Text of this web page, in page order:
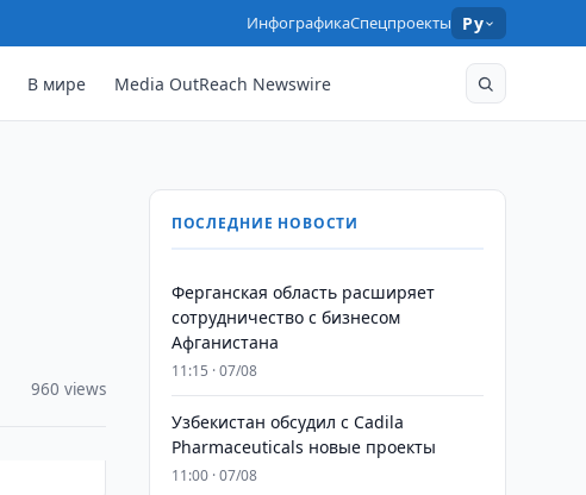
ИнфографикаСпецпроекты Ру
В мире Media OutReach Newswire
960 views
ПОСЛЕДНИЕ НОВОСТИ
Ферганская область расширяет
сотрудничество с бизнесом
Афганистана
11:15 · 07/08
Узбекистан обсудил с Cadila
Pharmaceuticals новые проекты
11:00 · 07/08